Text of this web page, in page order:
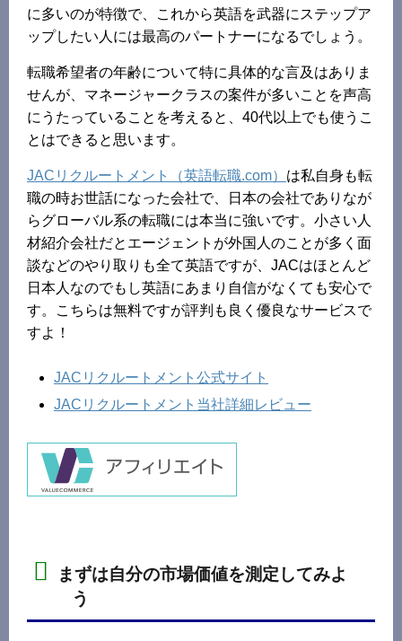
に多いのが特徴で、これから英語を武器にステップア
ップしたい人には最高のパートナーになるでしょう。
転職希望者の年齢について特に具体的な言及はありま
せんが、マネージャークラスの案件が多いことを声高
にうたっていることを考えると、40代以上でも使うこ
とはできると思います。
JACリクルートメント（英語転職.com） は私自身も転
職の時お世話になった会社で、日本の会社でありなが
らグローバル系の転職には本当に強いです。小さい人
材紹介会社だとエージェントが外国人のことが多く面
談などのやり取りも全て英語ですが、JACはほとんど
日本人なのでもし英語にあまり自信がなくても安心で
す。こちらは無料ですが評判も良く優良なサービスで
すよ！
JACリクルートメント公式サイト
JACリクルートメント当社詳細レビュー
まずは自分の市場価値を測定してみよ
う